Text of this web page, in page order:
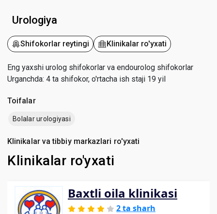
Urologiya
Shifokorlar reytingi Klinikalar ro'yxati
Eng yaxshi urolog shifokorlar va endourolog shifokorlar
Urganchda: 4 ta shifokor, o'rtacha ish staji 19 yil
Toifalar
Bolalar urologiyasi
Klinikalar va tibbiy markazlari ro'yxati
Klinikalar ro'yxati
Baxtli oila klinikasi
2 ta sharh